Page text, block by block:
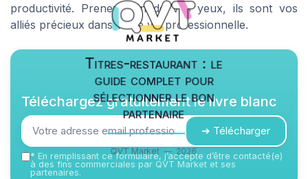
productivité. Prenez soin de vos yeux, ils sont vos
alliés précieux dans votre vie professionnelle.
Titres-restaurant : le
guide complet pour
sélectionner le bon
partenaire
QVT Market — 2026
Téléchargez gratuitement le livre blanc
➔ Télécharger
* En remplissant ce formulaire, j’accepte d’être contacté(e)
à des fins commerciales par QVT Market et ses
partenaires.